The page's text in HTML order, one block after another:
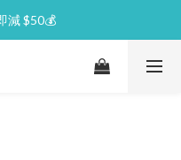
7%購物金回贈
減 $50💰
7%購物金回贈